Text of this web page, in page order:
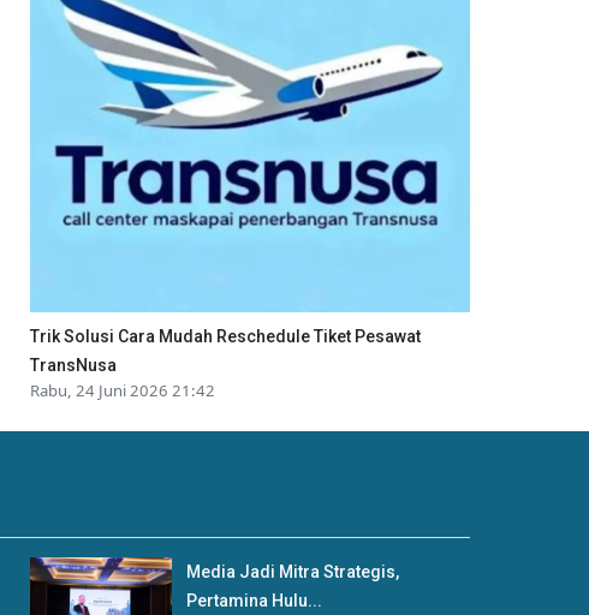
Trik Solusi Cara Mudah Reschedule Tiket Pesawat
TransNusa
Rabu, 24 Juni 2026 21:42
Media Jadi Mitra Strategis,
Pertamina Hulu...